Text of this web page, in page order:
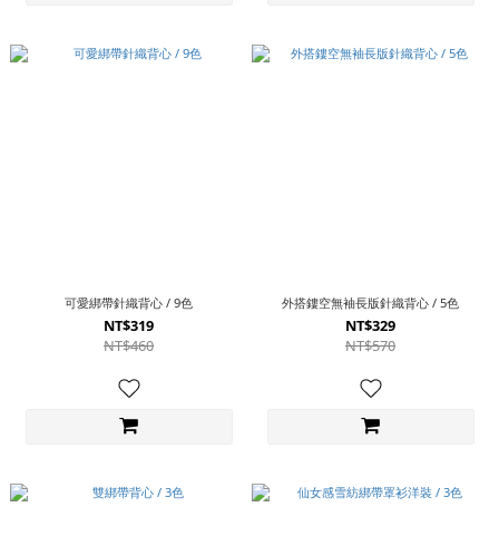
可愛綁帶針織背心 / 9色
NT$319
NT$460
外搭鏤空無袖長版針織背心 / 5色
NT$329
NT$570